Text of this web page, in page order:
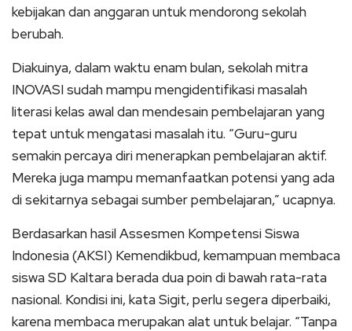
kebijakan dan anggaran untuk mendorong sekolah
berubah.
Diakuinya, dalam waktu enam bulan, sekolah mitra
INOVASI sudah mampu mengidentifikasi masalah
literasi kelas awal dan mendesain pembelajaran yang
tepat untuk mengatasi masalah itu. “Guru-guru
semakin percaya diri menerapkan pembelajaran aktif.
Mereka juga mampu memanfaatkan potensi yang ada
di sekitarnya sebagai sumber pembelajaran,” ucapnya.
Berdasarkan hasil Assesmen Kompetensi Siswa
Indonesia (AKSI) Kemendikbud, kemampuan membaca
siswa SD Kaltara berada dua poin di bawah rata-rata
nasional. Kondisi ini, kata Sigit, perlu segera diperbaiki,
karena membaca merupakan alat untuk belajar. “Tanpa